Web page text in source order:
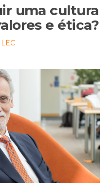
uma cultura
e ética?